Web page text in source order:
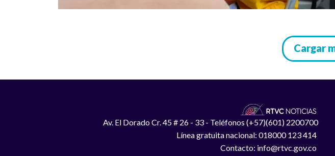
Cargar
Av. El Dorado Cr. 45 # 26 - 33 - Teléfonos (+57)(601) 2200700
Línea gratuita nacional: 018000 123 414
Contacto: info@rtvc.gov.co